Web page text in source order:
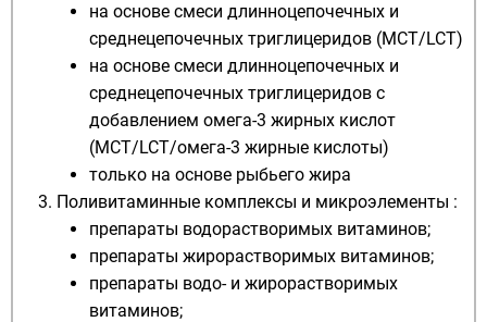
на основе смеси длинноцепочечных и
среднецепочечных триглицеридов (МСТ/LCT)
на основе смеси длинноцепочечных и
среднецепочечных триглицеридов с
добавлением омега-3 жирных кислот
(МСТ/LCT/омега-3 жирные кислоты)
только на основе рыбьего жира
Поливитаминные комплексы и микроэлементы :
препараты водорастворимых витаминов;
препараты жирорастворимых витаминов;
препараты водо- и жирорастворимых
витаминов;